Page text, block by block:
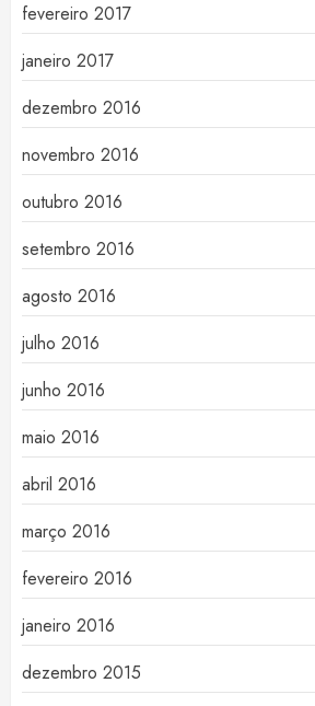
fevereiro 2017
janeiro 2017
dezembro 2016
novembro 2016
outubro 2016
setembro 2016
agosto 2016
julho 2016
junho 2016
maio 2016
abril 2016
março 2016
fevereiro 2016
janeiro 2016
dezembro 2015